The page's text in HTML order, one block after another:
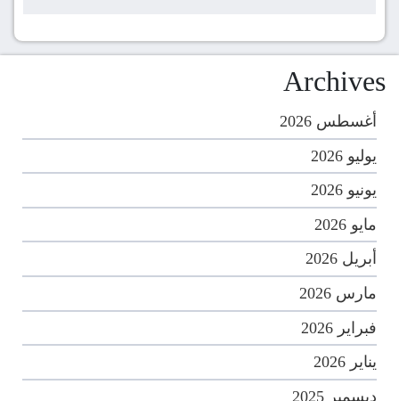
Archives
أغسطس 2026
يوليو 2026
يونيو 2026
مايو 2026
أبريل 2026
مارس 2026
فبراير 2026
يناير 2026
ديسمبر 2025